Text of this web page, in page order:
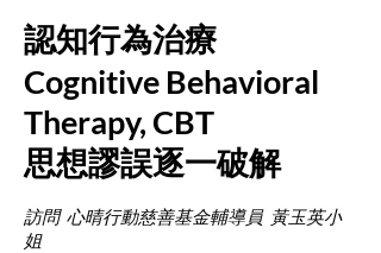
認知行為治療
Cognitive Behavioral
Therapy, CBT
思想謬誤逐一破解
訪問 心晴行動慈善基金輔導員 黃玉英小
姐